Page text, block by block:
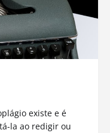
existe e é
la ao redigir ou